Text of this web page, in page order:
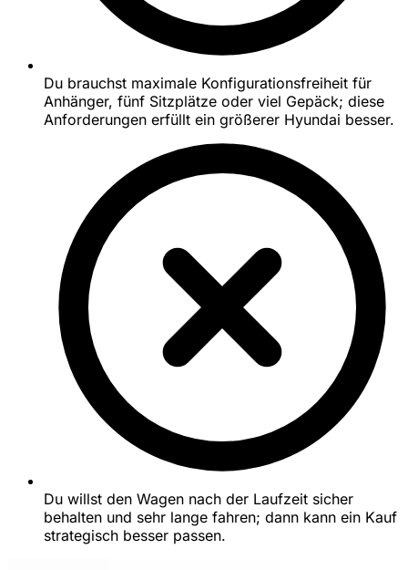
Du brauchst maximale Konfigurationsfreiheit für
Anhänger, fünf Sitzplätze oder viel Gepäck; diese
Anforderungen erfüllt ein größerer Hyundai besser.
Du willst den Wagen nach der Laufzeit sicher
behalten und sehr lange fahren; dann kann ein Kauf
strategisch besser passen.